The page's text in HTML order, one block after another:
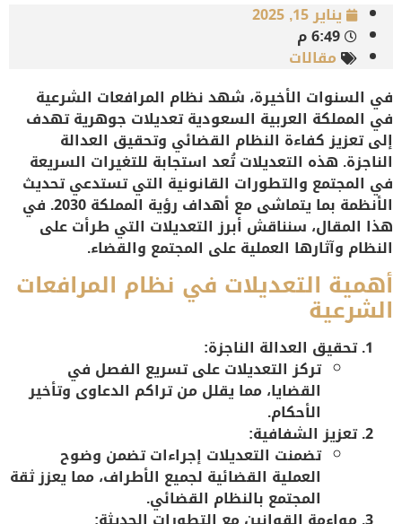
يناير 15, 2025
6:49 م
مقالات
في السنوات الأخيرة، شهد نظام المرافعات الشرعية
في المملكة العربية السعودية تعديلات جوهرية تهدف
إلى تعزيز كفاءة النظام القضائي وتحقيق العدالة
الناجزة. هذه التعديلات تُعد استجابة للتغيرات السريعة
في المجتمع والتطورات القانونية التي تستدعي تحديث
الأنظمة بما يتماشى مع أهداف رؤية المملكة 2030. في
هذا المقال، سنناقش أبرز التعديلات التي طرأت على
النظام وآثارها العملية على المجتمع والقضاء.
أهمية التعديلات في نظام المرافعات
الشرعية
تحقيق العدالة الناجزة:
تركز التعديلات على تسريع الفصل في
القضايا، مما يقلل من تراكم الدعاوى وتأخير
الأحكام.
تعزيز الشفافية:
تضمنت التعديلات إجراءات تضمن وضوح
العملية القضائية لجميع الأطراف، مما يعزز ثقة
المجتمع بالنظام القضائي.